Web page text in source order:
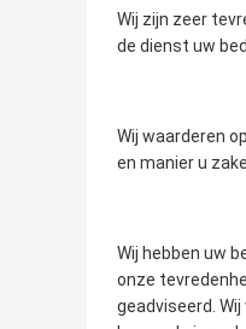
Wij zijn zeer
de dienst uw
Wij waarderen
en manier u
Wij hebben uw
onze
geadviseerd.